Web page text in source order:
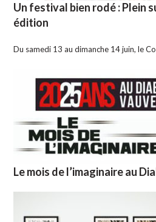
Un festival bien rodé : Plein
édition
Du samedi 13 au dimanche 14 juin, le
Le mois de l’imaginaire au